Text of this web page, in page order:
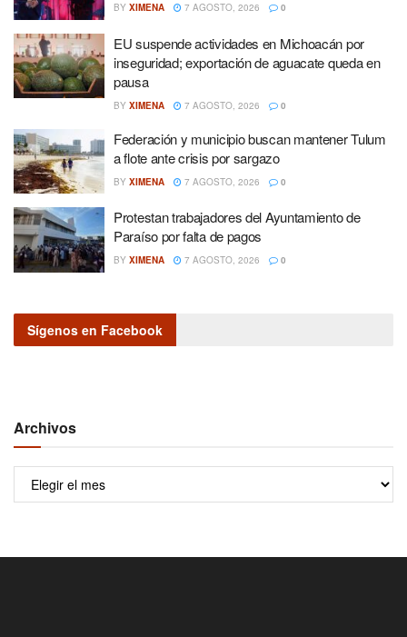
BY XIMENA 7 AGOSTO, 2026 0
EU suspende actividades en Michoacán por
inseguridad; exportación de aguacate queda en
pausa
BY XIMENA 7 AGOSTO, 2026 0
Federación y municipio buscan mantener Tulum
a flote ante crisis por sargazo
BY XIMENA 7 AGOSTO, 2026 0
Protestan trabajadores del Ayuntamiento de
Paraíso por falta de pagos
BY XIMENA 7 AGOSTO, 2026 0
Sígenos en Facebook
Archivos